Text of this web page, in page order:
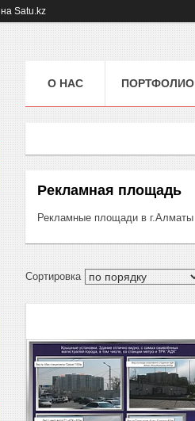
на Satu.kz
О НАС ПОРТФОЛИО
Рекламная площадь
Рекламные площади в г.Алматы